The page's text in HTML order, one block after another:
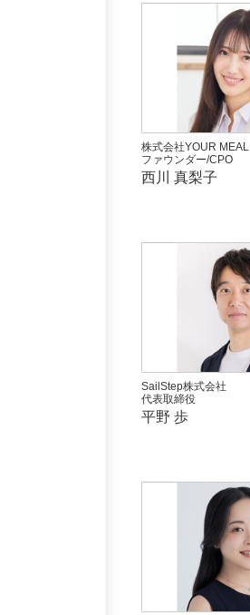
株式会社YOUR MEAL
ファウンダー/CPO
西川 真梨子
SailStep株式会社
代表取締役
平野 歩